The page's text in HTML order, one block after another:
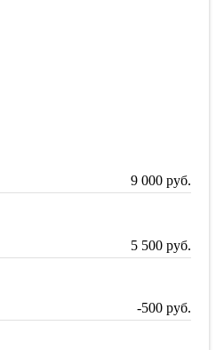
9 000 руб.
5 500 руб.
-500 руб.